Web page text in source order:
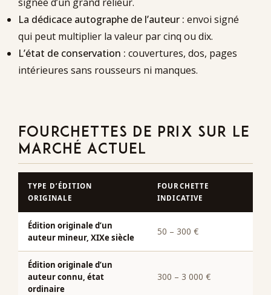
La dédicace autographe de l’auteur : envoi signé
qui peut multiplier la valeur par cinq ou dix.
L’état de conservation : couvertures, dos, pages
intérieures sans rousseurs ni manques.
FOURCHETTES DE PRIX SUR LE
MARCHÉ ACTUEL
TYPE D’ÉDITION
ORIGINALE
FOURCHETTE
INDICATIVE
Édition originale d’un
auteur mineur, XIXe siècle
50 – 300 €
Édition originale d’un
auteur connu, état
ordinaire
300 – 3 000 €